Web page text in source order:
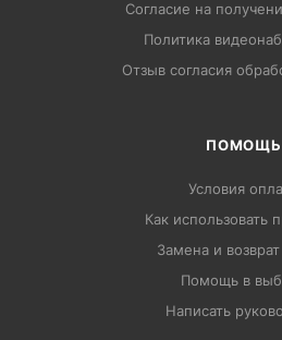
Согласие на
Политика
Отзыв согласия
ПОМОЩЬ
Условия
Как использовать
Замена и
Помощь в
Написать